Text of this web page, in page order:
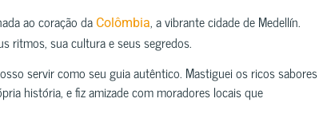
ao coração da Colômbia, a vibrante cidade de Medellín.
ritmos, sua cultura e seus segredos.
servir como seu guia autêntico. Mastiguei os ricos sabores
história, e fiz amizade com moradores locais que